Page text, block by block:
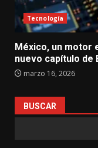
Tecnología
México, un motor
nuevo capítulo de
marzo 16, 2026
BUSCAR